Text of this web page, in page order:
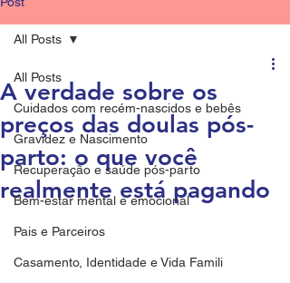
All Posts
Cuidados com recém-nascidos e bebês
Gravidez e Nascimento
Recuperação e saúde pós-parto
Bem-estar mental e emocional
Pais e Parceiros
Casamento, Identidade e Vida Famili
All Posts
A verdade sobre os
preços das doulas pós-
parto: o que você
realmente está pagando